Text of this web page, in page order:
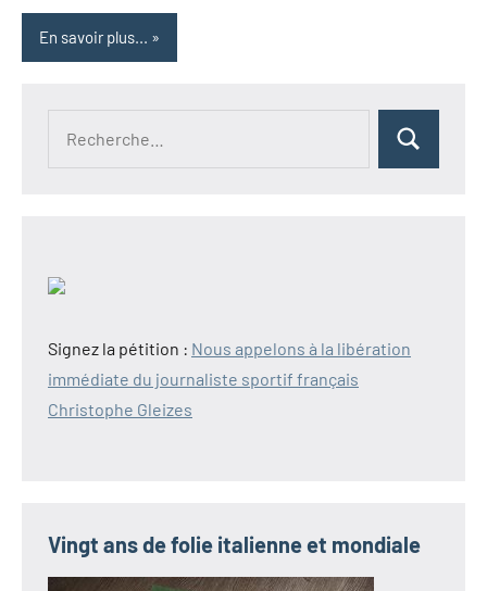
En savoir plus...
Rechercher
Signez la pétition : Nous appelons à la libération
immédiate du journaliste sportif français
Christophe Gleizes
Vingt ans de folie italienne et mondiale